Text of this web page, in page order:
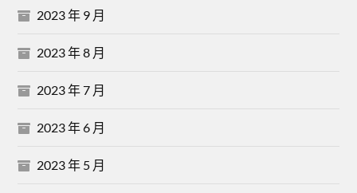
2023 年 9 月
2023 年 8 月
2023 年 7 月
2023 年 6 月
2023 年 5 月